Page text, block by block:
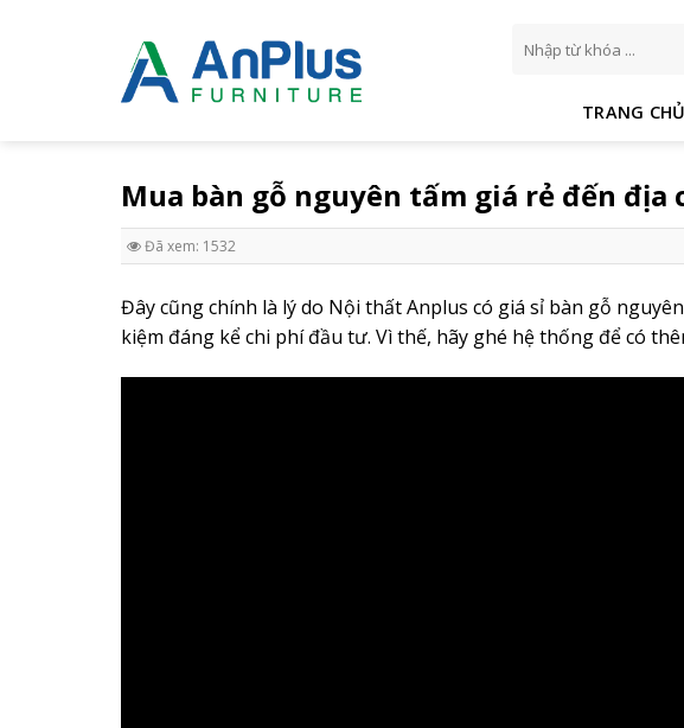
kiếm:
TRANG CHỦ
Mua bàn gỗ nguyên tấm giá rẻ đến địa
Đã xem: 1532
Đây cũng chính là lý do Nội thất Anplus có giá sỉ bàn gỗ
kiệm đáng kể chi phí đầu tư. Vì thế, hãy ghé hệ thống để có